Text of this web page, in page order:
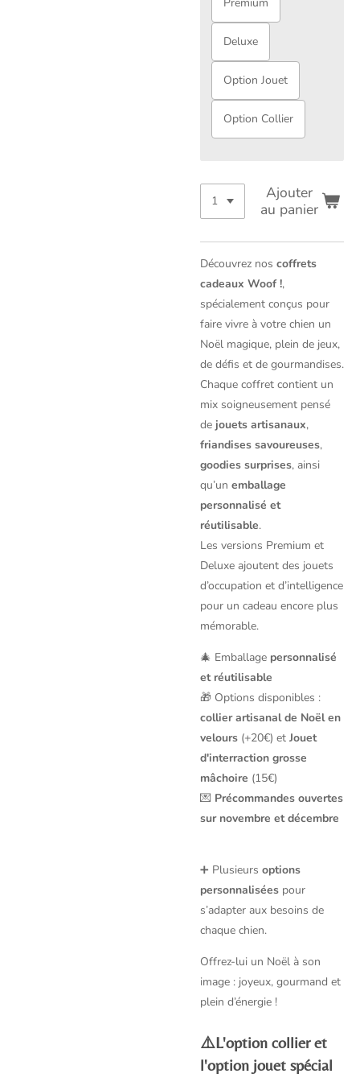
Deluxe
Option Jouet
Option Collier
Ajouter
au panier
Découvrez nos coffrets
cadeaux Woof !,
spécialement conçus pour
faire vivre à votre chien un
Noël magique, plein de jeux,
de défis et de gourmandises.
Chaque coffret contient un
mix soigneusement pensé
de jouets artisanaux,
friandises savoureuses,
goodies surprises, ainsi
qu’un emballage
personnalisé et
réutilisable.
Les versions Premium et
Deluxe ajoutent des jouets
d’occupation et d’intelligence
pour un cadeau encore plus
mémorable.
🎄 Emballage personnalisé
et réutilisable
🎁 Options disponibles :
collier artisanal de Noël en
velours (+20€) et Jouet
d'interraction grosse
mâchoire (15€)
💌 Précommandes ouvertes
sur novembre et décembre
➕ Plusieurs options
personnalisées pour
s’adapter aux besoins de
chaque chien.
Offrez-lui un Noël à son
image : joyeux, gourmand et
plein d’énergie !
⚠️L'option collier et
l'option jouet spécial